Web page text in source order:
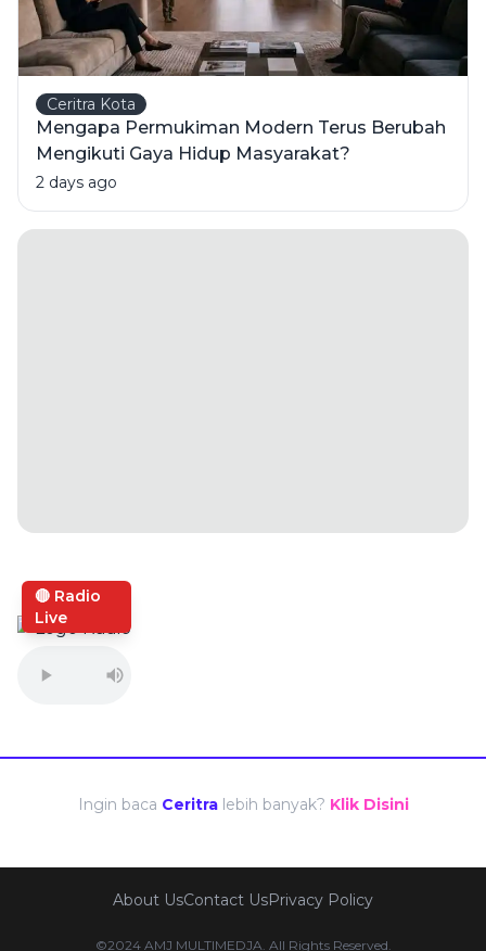
Ceritra Kota
Mengapa Permukiman Modern Terus Berubah
Mengikuti Gaya Hidup Masyarakat?
2 days ago
🔴 Radio
Live
Ingin baca Ceritra lebih banyak? Klik Disini
About UsContact UsPrivacy Policy
©2024 AMJ MULTIMEDJA. All Rights Reserved.